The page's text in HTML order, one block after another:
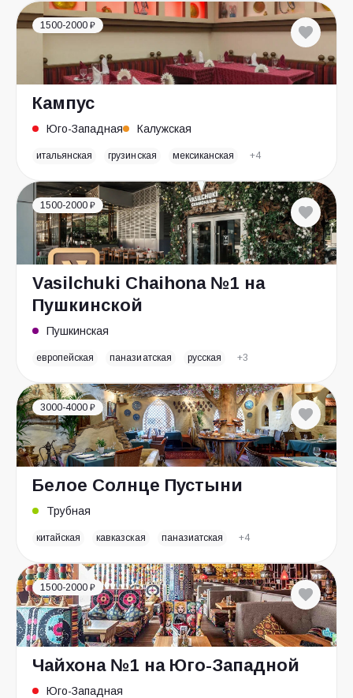
1500-2000 ₽
Кампус
Юго-Западная Калужская
итальянская грузинская мексиканская +4
1500-2000 ₽
Vasilchuki Chaihona №1 на
Пушкинской
Пушкинская
европейская паназиатская русская +3
3000-4000 ₽
Белое Солнце Пустыни
Трубная
китайская кавказская паназиатская +4
1500-2000 ₽
Чайхона №1 на Юго-Западной
Юго-Западная